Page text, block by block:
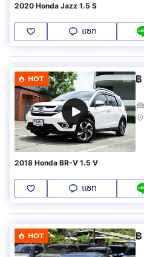
2020 Honda Jazz 1.5 S
แชท
HOT ฿
2018 Honda BR-V 1.5 V
แชท
HOT ฿